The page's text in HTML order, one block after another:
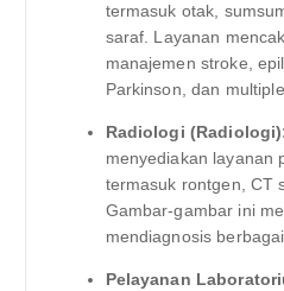
termasuk otak,
saraf. Layanan
manajemen stroke,
Parkinson, dan
Radiologi
menyediakan layanan
termasuk rontgen, CT
Gambar-gambar ini
mendiagnosis
Pelayanan